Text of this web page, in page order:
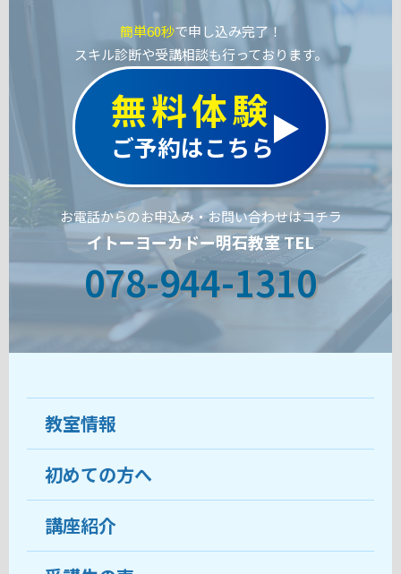
簡単60秒で申し込み完了！
スキル診断や受講相談も行っております。
無料体験
ご予約はこちら
お電話からのお申込み・お問い合わせはコチラ
イトーヨーカドー明石教室 TEL
078-944-1310
教室情報
教室について
受講生の声
おすすめ・人気の講座
初めての方へ
ココがおすすめ
講座紹介